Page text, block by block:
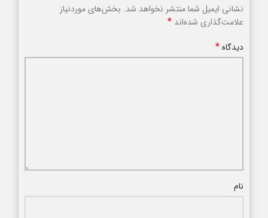
نشانی ایمیل شما منتشر نخواهد شد. بخش‌های موردنیاز
علامت‌گذاری شده‌اند *
دیدگاه*
نام